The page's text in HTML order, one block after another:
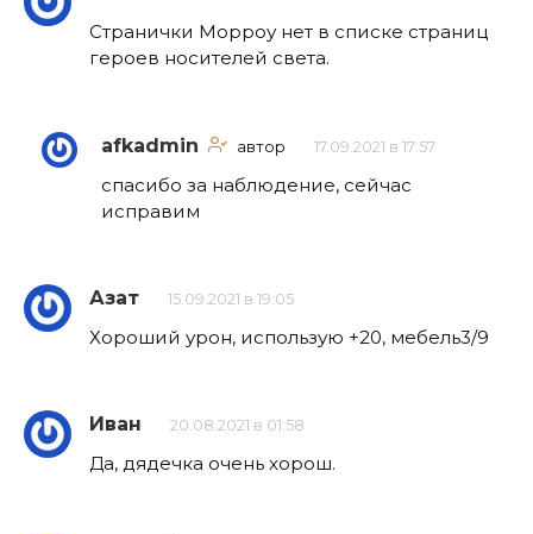
Странички Морроу нет в списке страниц
героев носителей света.
afkadmin автор 17.09.2021 в 17:57
спасибо за наблюдение, сейчас
исправим
Азат 15.09.2021 в 19:05
Хороший урон, использую +20, мебель3/9
Иван 20.08.2021 в 01:58
Да, дядечка очень хорош.